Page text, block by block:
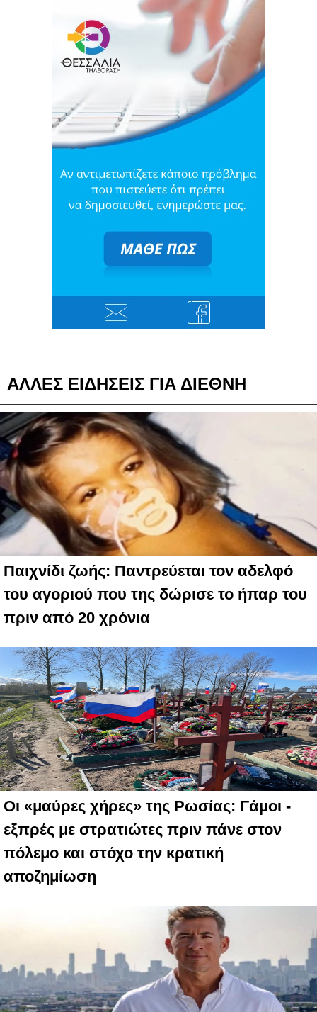
ΑΛΛΕΣ ΕΙΔΗΣΕΙΣ ΓΙΑ ΔΙΕΘΝΗ
Παιχνίδι ζωής: Παντρεύεται τον αδελφό
του αγοριού που της δώρισε το ήπαρ του
πριν από 20 χρόνια
Οι «μαύρες χήρες» της Ρωσίας: Γάμοι -
εξπρές με στρατιώτες πριν πάνε στον
πόλεμο και στόχο την κρατική
αποζημίωση